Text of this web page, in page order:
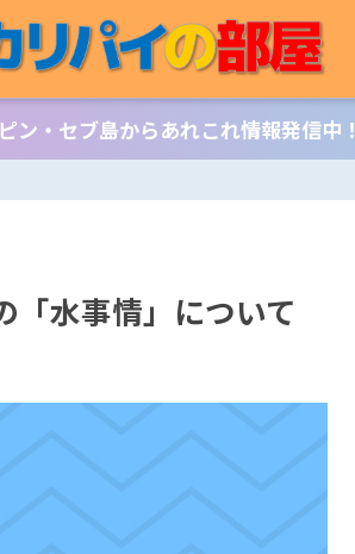
ン・セブ島からあれこれ情報発信中！
「水事情」について